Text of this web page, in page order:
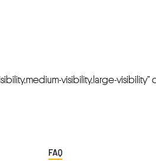
visibility,large-visibility”
FAQ